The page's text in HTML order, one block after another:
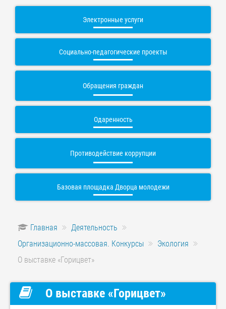
Электронные услуги
Социально-педагогические проекты
Обращения граждан
Одаренность
Противодействие коррупции
Базовая площадка Дворца молодежи
Главная
Деятельность
Организационно-массовая. Конкурсы
Экология
О выставке «Горицвет»
О выставке «Горицвет»